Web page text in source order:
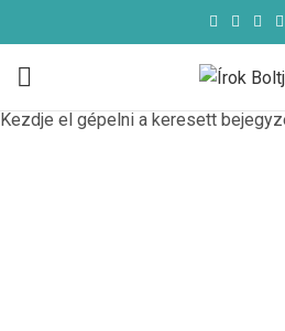
Kezdje el gépelni a keresett